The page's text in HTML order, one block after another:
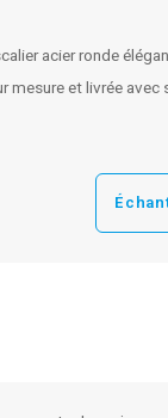
acier ronde
mesure et livrée